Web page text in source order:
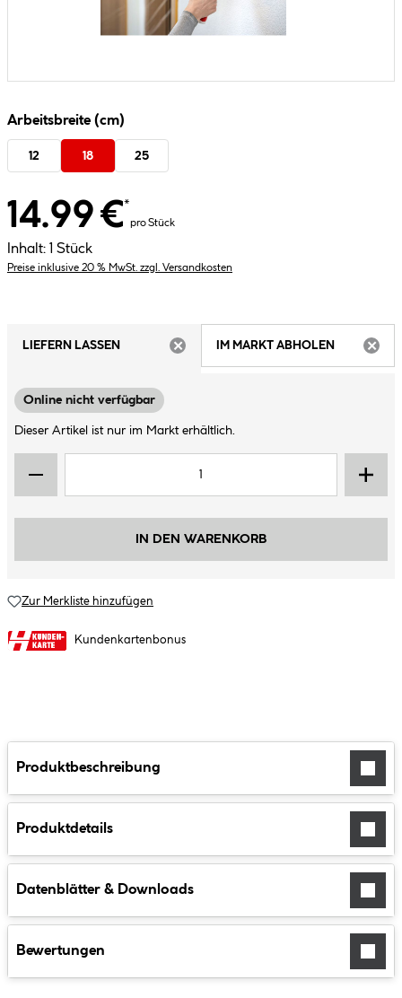
Arbeitsbreite (cm)
12 18 25
14.99 €*
pro Stück
Inhalt: 1 Stück
Preise inklusive 20 % MwSt. zzgl. Versandkosten
LIEFERN LASSEN
IM MARKT ABHOLEN
Online nicht verfügbar
Dieser Artikel ist nur im Markt erhältlich.
IN DEN WARENKORB
Zur Merkliste hinzufügen
Kundenkartenbonus
Produktbeschreibung
Produktdetails
Datenblätter & Downloads
Bewertungen